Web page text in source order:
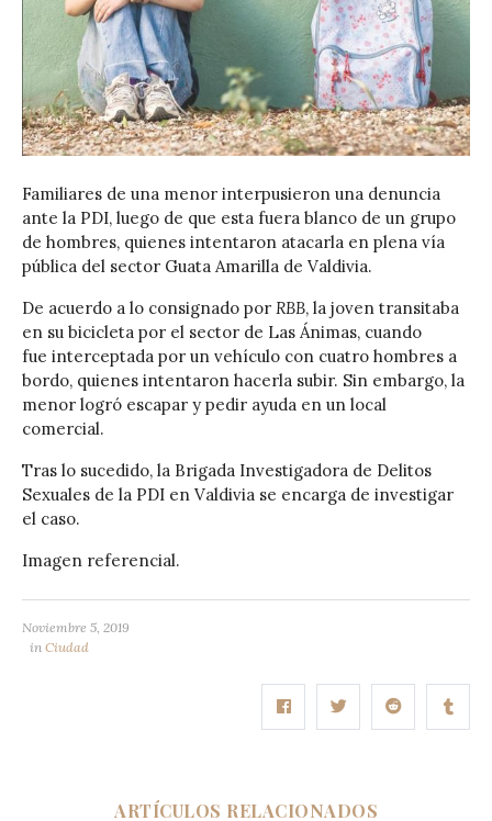
Familiares de una menor interpusieron una denuncia
ante la PDI, luego de que esta fuera blanco de un grupo
de hombres, quienes intentaron atacarla en plena vía
pública del sector Guata Amarilla de Valdivia.
De acuerdo a lo consignado por RBB, la joven transitaba
en su bicicleta por el sector de Las Ánimas, cuando
fue interceptada por un vehículo con cuatro hombres a
bordo, quienes intentaron hacerla subir. Sin embargo, la
menor logró escapar y pedir ayuda en un local
comercial.
Tras lo sucedido, la Brigada Investigadora de Delitos
Sexuales de la PDI en Valdivia se encarga de investigar
el caso.
Imagen referencial.
Noviembre 5, 2019
in Ciudad
ARTÍCULOS RELACIONADOS